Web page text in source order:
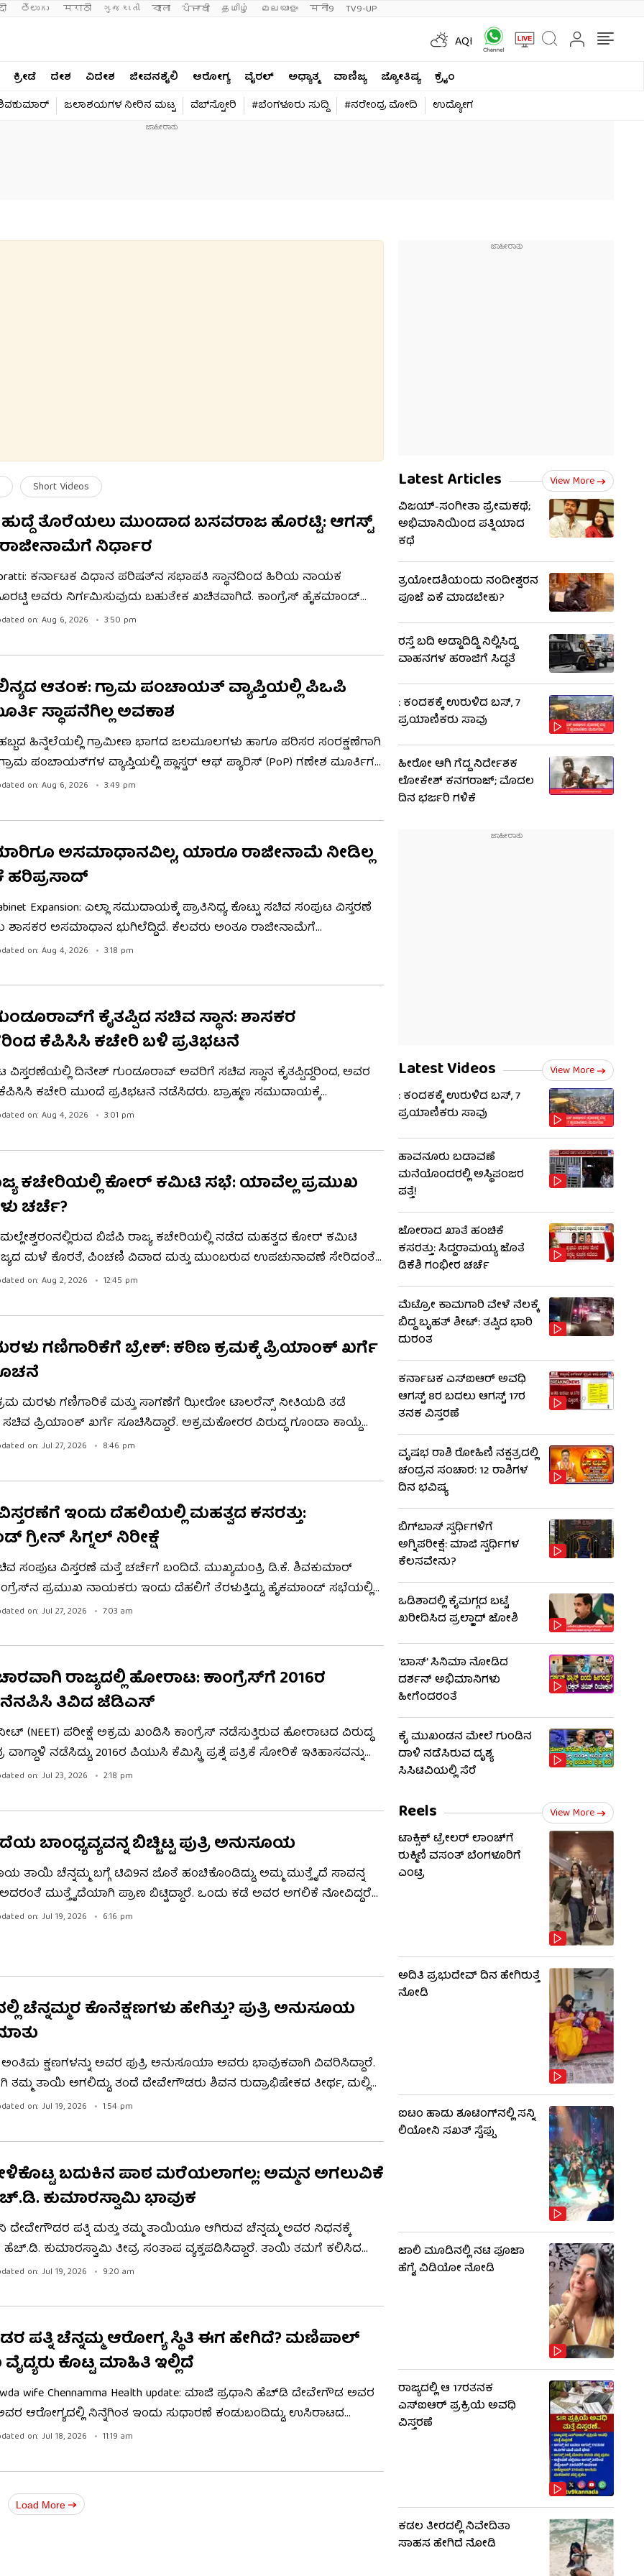
తెలుగు मराठी ગુજરાતી বাংলা ਪੰਜਾਬੀ தமிழ் മലയാളം मनी9 TV9-UP
AQI
ಕ್ರೀಡೆ ದೇಶ ವಿದೇಶ ಜೀವನಶೈಲಿ ಆರೋಗ್ಯ ವೈರಲ್​ ಅಧ್ಯಾತ್ಮ ವಾಣಿಜ್ಯ ಜ್ಯೋತಿಷ್ಯ
ಕ್ರೈಂ
ಜಲಾಶಯಗಳ ನೀರಿನ ಮಟ್ಟ ವೆಬ್​ಸ್ಟೋರಿ #ಬೆಂಗಳೂರು ಸುದ್ದಿ #ನರೇಂದ್ರ ಮೋದಿ ಉದ್ಯೋಗ
Short Videos
ತೊರೆಯಲು ಮುಂದಾದ ಬಸವರಾಜ ಹೊರಟ್ಟಿ: ಆಗಸ್ಟ್
ರಾಜೀನಾಮೆಗೆ ನಿರ್ಧಾರ
ಕರ್ನಾಟಕ ವಿಧಾನ ಪರಿಷತ್‌ನ ಸಭಾಪತಿ ಸ್ಥಾನದಿಂದ ಹಿರಿಯ ನಾಯಕ
ಅವರು ನಿರ್ಗಮಿಸುವುದು ಬಹುತೇಕ ಖಚಿತವಾಗಿದೆ. ಕಾಂಗ್ರೆಸ್ ಹೈಕಮಾಂಡ್
ಅವರ ಹೆಸರನ್ನು ಸಭಾಪತಿ ಹುದ್ದೆಗೆ ಶಿಫಾರಸು ಮಾಡಿದ ಬೆನ್ನಲ್ಲೇ ಈ ಬೆಳವಣಿಗೆಗಳು
on: Aug 6, 2026 3:50 pm
ಆತಂಕ: ಗ್ರಾಮ ಪಂಚಾಯತ್​​ ವ್ಯಾಪ್ತಿಯಲ್ಲಿ ಪಿಒಪಿ
ಸ್ಥಾಪನೆಗಿಲ್ಲ ಅವಕಾಶ
ಹಿನ್ನೆಲೆಯಲ್ಲಿ ಗ್ರಾಮೀಣ ಭಾಗದ ಜಲಮೂಲಗಳು ಹಾಗೂ ಪರಿಸರ ಸಂರಕ್ಷಣೆಗಾಗಿ
ಪಂಚಾಯತ್‌ಗಳ ವ್ಯಾಪ್ತಿಯಲ್ಲಿ ಪ್ಲಾಸ್ಟರ್ ಆಫ್ ಪ್ಯಾರಿಸ್ (PoP) ಗಣೇಶ ಮೂರ್ತಿಗಳ
ಸಾಗಾಟ ಹಾಗೂ ವಿಸರ್ಜನೆಯನ್ನು ಕಟ್ಟುನಿಟ್ಟಾಗಿ ನಿಷೇಧಿಸುವಂತೆ
on: Aug 6, 2026 3:49 pm
ಅಸಮಾಧಾನವಿಲ್ಲ, ಯಾರೂ ರಾಜೀನಾಮೆ ನೀಡಿಲ್ಲ
ಹರಿಪ್ರಸಾದ್
Expansion: ಎಲ್ಲಾ ಸಮುದಾಯಕ್ಕೆ ಪ್ರಾತಿನಿಧ್ಯ ಕೊಟ್ಟು ಸಚಿವ ಸಂಪುಟ ವಿಸ್ತರಣೆ
ಅಸಮಾಧಾನ ಭುಗಿಲೆದ್ದಿದೆ. ಕೆಲವರು ಅಂತೂ ರಾಜೀನಾಮೆಗೆ
ಇತ್ತ ಕೆಪಿಸಿಸಿ ಅಧ್ಯಕ್ಷ ಬಿ.ಕೆ. ಹರಿಪ್ರಸಾದ್​​ ಮಾತ್ರ ಯಾರಿಗೂ ಅಸಮಾಧಾನವಿಲ್ಲ,
on: Aug 4, 2026 3:18 pm
ಕೈತಪ್ಪಿದ ಸಚಿವ ಸ್ಥಾನ: ಶಾಸಕರ
ಕೆಪಿಸಿಸಿ ಕಚೇರಿ ಬಳಿ ಪ್ರತಿಭಟನೆ
ವಿಸ್ತರಣೆಯಲ್ಲಿ ದಿನೇಶ್ ಗುಂಡೂರಾವ್ ಅವರಿಗೆ ಸಚಿವ ಸ್ಥಾನ ಕೈತಪ್ಪಿದ್ದರಿಂದ, ಅವರ
ಕಚೇರಿ ಮುಂದೆ ಪ್ರತಿಭಟನೆ ನಡೆಸಿದರು. ಬ್ರಾಹ್ಮಣ ಸಮುದಾಯಕ್ಕೆ
ದಿನೇಶ್ ಗುಂಡೂರಾವ್ ಅವರಿಗೆ ಸ್ಥಾನ ನೀಡಬೇಕೆಂದು ಆಗ್ರಹಿಸಿದರು. ಹಿರಿಯ
ನೀಡಿದರು.
on: Aug 4, 2026 3:01 pm
ಕಚೇರಿಯಲ್ಲಿ ಕೋರ್ ಕಮಿಟಿ ಸಭೆ: ಯಾವೆಲ್ಲ ಪ್ರಮುಖ
ಚರ್ಚೆ?
ಬಿಜೆಪಿ ರಾಜ್ಯ ಕಚೇರಿಯಲ್ಲಿ ನಡೆದ ಮಹತ್ವದ ಕೋರ್ ಕಮಿಟಿ
ಮಳೆ ಕೊರತೆ, ಪಿಂಚಣಿ ವಿವಾದ ಮತ್ತು ಮುಂಬರುವ ಉಪಚುನಾವಣೆ ಸೇರಿದಂತೆ
ಹಮ್ಮಿಕೊಳ್ಳಬೇಕಾದ ಹೋರಾಟಗಳ ಕುರಿತು ಚರ್ಚಿಸಲಾಗಿದೆ. ಕರ್ನಾಟಕದಲ್ಲಿ ಭೀಕರ
ತೀರ್ಮಾನಿಸಲಾಗಿದೆ ಎನ್ನಲಾಗಿದೆ.
on: Aug 2, 2026 12:45 pm
ಗಣಿಗಾರಿಕೆಗೆ ಬ್ರೇಕ್: ಕಠಿಣ ಕ್ರಮಕ್ಕೆ ಪ್ರಿಯಾಂಕ್ ಖರ್ಗೆ
ಮರಳು ಗಣಿಗಾರಿಕೆ ಮತ್ತು ಸಾಗಣೆಗೆ ಝೀರೋ ಟಾಲರೆನ್ಸ್ ನೀತಿಯಡಿ ತಡೆ
ಸಚಿವ ಪ್ರಿಯಾಂಕ್ ಖರ್ಗೆ ಸೂಚಿಸಿದ್ದಾರೆ. ಅಕ್ರಮಕೋರರ ವಿರುದ್ಧ ಗೂಂಡಾ ಕಾಯ್ದೆ
ಹಾಗೂ ಕರ್ತವ್ಯ ಲೋಪವೆಸಗುವ ಅಧಿಕಾರಿಗಳ ವಿರುದ್ಧ ಶಿಸ್ತುಕ್ರಮ ಕೈಗೊಳ್ಳಲು
on: Jul 27, 2026 8:46 pm
ಇಂದು ದೆಹಲಿಯಲ್ಲಿ ಮಹತ್ವದ ಕಸರತ್ತು:
ಗ್ರೀನ್ ಸಿಗ್ನಲ್ ನಿರೀಕ್ಷೆ
ಸಂಪುಟ ವಿಸ್ತರಣೆ ಮತ್ತೆ ಚರ್ಚೆಗೆ ಬಂದಿದೆ. ಮುಖ್ಯಮಂತ್ರಿ ಡಿ.ಕೆ. ಶಿವಕುಮಾರ್
ಪ್ರಮುಖ ನಾಯಕರು ಇಂದು ದೆಹಲಿಗೆ ತೆರಳುತ್ತಿದ್ದು, ಹೈಕಮಾಂಡ್ ಸಭೆಯಲ್ಲಿ
ಕುರಿತು ಮಹತ್ವದ ಚರ್ಚೆ ನಡೆಯುವ ಸಾಧ್ಯತೆ ಇದೆ. ಕಳೆದ ವಾರ ನೀಟ್ ವಿರುದ್ಧದ
on: Jul 27, 2026 7:03 am
ರಾಜ್ಯದಲ್ಲಿ ಹೋರಾಟ: ಕಾಂಗ್ರೆಸ್​​ಗೆ 2016ರ
ನೆನಪಿಸಿ ತಿವಿದ ಜೆಡಿಎಸ್​​
ನೀಟ್ (NEET) ಪರೀಕ್ಷೆ ಅಕ್ರಮ ಖಂಡಿಸಿ ಕಾಂಗ್ರೆಸ್ ನಡೆಸುತ್ತಿರುವ ಹೋರಾಟದ ವಿರುದ್ಧ
ನಡೆಸಿದ್ದು, 2016ರ ಪಿಯುಸಿ ಕೆಮಿಸ್ಟ್ರಿ ಪ್ರಶ್ನೆ ಪತ್ರಿಕೆ ಸೋರಿಕೆ ಇತಿಹಾಸವನ್ನು
ನಡೆಸಿದೆ. ಸಾಲು ಸಾಲು ಹಗರಣಗಳಾದಾಗ ಬಾಯಿ ಮುಚ್ಚಿಕೊಳ್ಳುವ ಕಾಂಗ್ರೆಸ್‌
on: Jul 23, 2026 2:18 pm
ಬಾಂಧ್ಯವ್ಯವನ್ನ ಬಿಚ್ಚಿಟ್ಟ ಪುತ್ರಿ ಅನುಸೂಯ
ತಾಯಿ ಚೆನ್ನಮ್ಮ ಬಗ್ಗೆ ಟಿವಿ9ನ ಜೊತೆ ಹಂಚಿಕೊಂಡಿದ್ದು, ಅಮ್ಮ ಮುತ್ತೈದೆ ಸಾವನ್ನ
ಮುತ್ತೈದೆಯಾಗಿ ಪ್ರಾಣ ಬಿಟ್ಟಿದ್ದಾರೆ. ಒಂದು ಕಡೆ ಅವರ ಅಗಲಿಕೆ ನೋವಿದ್ದರೆ
ಸಾವನಪ್ಪಿರೋದು ತೃಪ್ತಿ ಇದೆ. ಅಪ್ಪ ಯಾವಾಗಲೂ ಹೇಳುತ್ತಿದ್ದರು
on: Jul 19, 2026 6:16 pm
ಚೆನ್ನಮ್ಮರ ಕೊನೆಕ್ಷಣಗಳು ಹೇಗಿತ್ತು? ಪುತ್ರಿ ಅನುಸೂಯ
ಕ್ಷಣಗಳನ್ನು ಅವರ ಪುತ್ರಿ ಅನುಸೂಯಾ ಅವರು ಭಾವುಕವಾಗಿ ವಿವರಿಸಿದ್ದಾರೆ.
ತಮ್ಮ ತಾಯಿ ಅಗಲಿದ್ದು, ತಂದೆ ದೇವೇಗೌಡರು ಶಿವನ ರುದ್ರಾಭಿಷೇಕದ ತೀರ್ಥ, ಮಲ್ಲಿಗೆ
ಇಟ್ಟು ಬೀಳ್ಕೊಟ್ಟ ಕ್ಷಣ ಸ್ಮರಣೀಯ ಎಂದಿದ್ದಾರೆ. ಚನ್ನಮ್ಮನವರು ನಿಸ್ವಾರ್ಥ
on: Jul 19, 2026 1:54 pm
ಬದುಕಿನ ಪಾಠ ಮರೆಯಲಾಗಲ್ಲ: ಅಮ್ಮನ ಅಗಲುವಿಕೆ
ಕುಮಾರಸ್ವಾಮಿ ಭಾವುಕ
ದೇವೇಗೌಡರ ಪತ್ನಿ ಮತ್ತು ತಮ್ಮ ತಾಯಿಯೂ ಆಗಿರುವ ಚೆನ್ನಮ್ಮ ಅವರ ನಿಧನಕ್ಕೆ
ಹೆಚ್.ಡಿ. ಕುಮಾರಸ್ವಾಮಿ ತೀವ್ರ ಸಂತಾಪ ವ್ಯಕ್ತಪಡಿಸಿದ್ದಾರೆ. ತಾಯಿ ತಮಗೆ ಕಲಿಸಿದ
ಮತ್ತು ಅವರ ಸರಳ ದಾಂಪತ್ಯ ಜೀವನವನ್ನು ನೆನೆದು ಅವರು ಭಾವುಕರಾದ
on: Jul 19, 2026 9:20 am
ಪತ್ನಿ ಚೆನ್ನಮ್ಮ ಆರೋಗ್ಯ ಸ್ಥಿತಿ ಈಗ ಹೇಗಿದೆ? ಮಣಿಪಾಲ್
ಕೊಟ್ಟ ಮಾಹಿತಿ ಇಲ್ಲಿದೆ
wife Chennamma Health update: ಮಾಜಿ ಪ್ರಧಾನಿ ಹೆಚ್​ಡಿ ದೇವೇಗೌಡ ಅವರ
ಆರೋಗ್ಯದಲ್ಲಿ ನಿನ್ನೆಗಿಂತ ಇಂದು ಸುಧಾರಣೆ ಕಂಡುಬಂದಿದ್ದು, ಉಸಿರಾಟದ
30ರಷ್ಟು ಹತೋಟಿಗೆ ಬಂದಿದೆ ಎಂದು ಮಣಿಪಾಲ್ ಆಸ್ಪತ್ರೆಯ ವೈದ್ಯರು
on: Jul 18, 2026 11:19 am
Load More
Latest Articles View More
ವಿಜಯ್-ಸಂಗೀತಾ ಪ್ರೇಮಕಥೆ;
ಅಭಿಮಾನಿಯಿಂದ ಪತ್ನಿಯಾದ
ಕಥೆ
ತ್ರಯೋದಶಿಯಂದು ನಂದೀಶ್ವರನ
ಪೂಜೆ ಏಕೆ ಮಾಡಬೇಕು?
ರಸ್ತೆ ಬದಿ ಅಡ್ಡಾದಿಡ್ಡಿ ನಿಲ್ಲಿಸಿದ್ದ
ವಾಹನಗಳ ಹರಾಜಿಗೆ ಸಿದ್ಧತೆ
: ಕಂದಕಕ್ಕೆ ಉರುಳಿದ ಬಸ್, 7
ಪ್ರಯಾಣಿಕರು ಸಾವು
ಹೀರೋ ಆಗಿ ಗೆದ್ದ ನಿರ್ದೇಶಕ
ಲೋಕೇಶ್ ಕನಗರಾಜ್; ಮೊದಲ
ದಿನ ಭರ್ಜರಿ ಗಳಿಕೆ
Latest Videos View More
: ಕಂದಕಕ್ಕೆ ಉರುಳಿದ ಬಸ್, 7
ಪ್ರಯಾಣಿಕರು ಸಾವು
ಹಾವನೂರು ಬಡಾವಣೆ
ಮನೆಯೊಂದರಲ್ಲಿ ಅಸ್ಥಿಪಂಜರ
ಪತ್ತೆ!
ಜೋರಾದ ಖಾತೆ ಹಂಚಿಕೆ
ಕಸರತ್ತು: ಸಿದ್ದರಾಮಯ್ಯ ಜೊತೆ
ಡಿಕೆಶಿ ಗಂಭೀರ ಚರ್ಚೆ
ಮೆಟ್ರೋ ಕಾಮಗಾರಿ ವೇಳೆ ನೆಲಕ್ಕೆ
ಬಿದ್ದ ಬೃಹತ್ ಶೀಟ್: ತಪ್ಪಿದ ಭಾರಿ
ದುರಂತ
ಕರ್ನಾಟಕ ಎಸ್‌ಐಆರ್ ಅವಧಿ
ಆಗಸ್ಟ್ 8ರ ಬದಲು ಆಗಸ್ಟ್ 17ರ
ತನಕ ವಿಸ್ತರಣೆ
ವೃಷಭ ರಾಶಿ ರೋಹಿಣಿ ನಕ್ಷತ್ರದಲ್ಲಿ
ಚಂದ್ರನ ಸಂಚಾರ: 12 ರಾಶಿಗಳ
ದಿನ ಭವಿಷ್ಯ
ಬಿಗ್​​ಬಾಸ್​ ಸ್ಪರ್ಧಿಗಳಿಗೆ
ಅಗ್ನಿಪರೀಕ್ಷೆ: ಮಾಜಿ ​​ಸ್ಪರ್ಧಿಗಳ
ಕೆಲಸವೇನು?
ಒಡಿಶಾದಲ್ಲಿ ಕೈಮಗ್ಗದ ಬಟ್ಟೆ
ಖರೀದಿಸಿದ ಪ್ರಲ್ಹಾದ್ ಜೋಶಿ
‘ಬಾಸ್’ ಸಿನಿಮಾ ನೋಡಿದ
ದರ್ಶನ್ ಅಭಿಮಾನಿಗಳು
ಹೀಗೆಂದರಂತೆ
ಕೈ ಮುಖಂಡನ ಮೇಲೆ ಗುಂಡಿನ
ದಾಳಿ ನಡೆಸಿರುವ ದೃಶ್ಯ
ಸಿಸಿಟಿವಿಯಲ್ಲಿ ಸೆರೆ
Reels View More
ಟಾಕ್ಸಿಕ್ ಟ್ರೇಲರ್ ಲಾಂಚ್​​​ಗೆ
ರುಕ್ಮಿಣಿ ವಸಂತ್ ಬೆಂಗಳೂರಿಗೆ
ಎಂಟ್ರಿ
ಅದಿತಿ ಪ್ರಭುದೇವ್ ದಿನ ಹೇಗಿರುತ್ತೆ
ನೋಡಿ
ಐಟಂ ಹಾಡು ಶೂಟಿಂಗ್​​ನಲ್ಲಿ ಸನ್ನಿ
ಲಿಯೋನಿ ಸಖತ್ ಸ್ಟೆಪ್ಪು
ಜಾಲಿ ಮೂಡಿನಲ್ಲಿ ನಟಿ ಪೂಜಾ
ಹೆಗ್ಡೆ, ವಿಡಿಯೋ ನೋಡಿ
ರಾಜ್ಯದಲ್ಲಿ ಆ 17ರತನಕ
ಎಸ್‌ಐಆರ್ ಪ್ರಕ್ರಿಯೆ ಅವಧಿ
ವಿಸ್ತರಣೆ
ಕಡಲ ತೀರದಲ್ಲಿ ನಿವೇದಿತಾ
ಸಾಹಸ ಹೇಗಿದೆ ನೋಡಿ